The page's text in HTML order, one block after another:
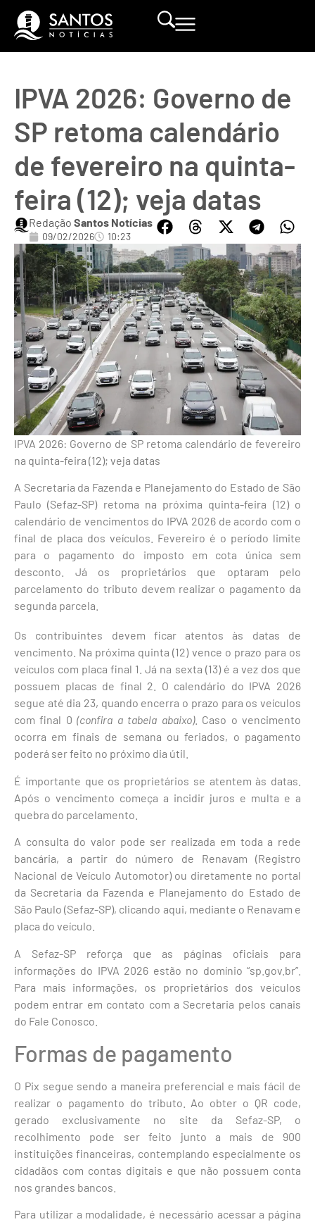
IPVA 2026: Governo de
SP retoma calendário
de fevereiro na quinta-
feira (12); veja datas
Redação Santos Notícias
09/02/2026 10:23
IPVA 2026: Governo de SP retoma calendário de fevereiro
na quinta-feira (12); veja datas
A Secretaria da Fazenda e Planejamento do Estado de São
Paulo (Sefaz-SP) retoma na próxima quinta-feira (12) o
calendário de vencimentos do IPVA 2026 de acordo com o
final de placa dos veículos. Fevereiro é o período limite
para o pagamento do imposto em cota única sem
desconto. Já os proprietários que optaram pelo
parcelamento do tributo devem realizar o pagamento da
segunda parcela.
Os contribuintes devem ficar atentos às datas de
vencimento. Na próxima quinta (12) vence o prazo para os
veículos com placa final 1. Já na sexta (13) é a vez dos que
possuem placas de final 2. O calendário do IPVA 2026
segue até dia 23, quando encerra o prazo para os veículos
com final 0(confira a tabela abaixo). Caso o vencimento
ocorra em finais de semana ou feriados, o pagamento
poderá ser feito no próximo dia útil.
É importante que os proprietários se atentem às datas.
Após o vencimento começa a incidir juros e multa e a
quebra do parcelamento.
A consulta do valor pode ser realizada em toda a rede
bancária, a partir do número de Renavam (Registro
Nacional de Veículo Automotor) ou diretamente no portal
da Secretaria da Fazenda e Planejamento do Estado de
São Paulo (Sefaz-SP), clicando aqui, mediante o Renavam e
placa do veículo.
A Sefaz-SP reforça que as páginas oficiais para
informações do IPVA 2026 estão no domínio “sp.gov.br”.
Para mais informações, os proprietários dos veículos
podem entrar em contato com a Secretaria pelos canais
do Fale Conosco.
Formas de pagamento
O Pix segue sendo a maneira preferencial e mais fácil de
realizar o pagamento do tributo. Ao obter o QR code,
gerado exclusivamente no site da Sefaz-SP, o
recolhimento pode ser feito junto a mais de 900
instituições financeiras, contemplando especialmente os
cidadãos com contas digitais e que não possuem conta
nos grandes bancos.
Para utilizar a modalidade, é necessário acessar a página